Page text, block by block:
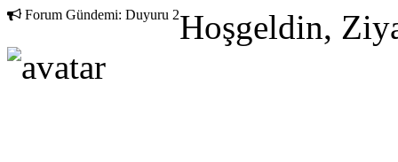
Forum Gündemi: Duyuru 2Hoşgeldin,